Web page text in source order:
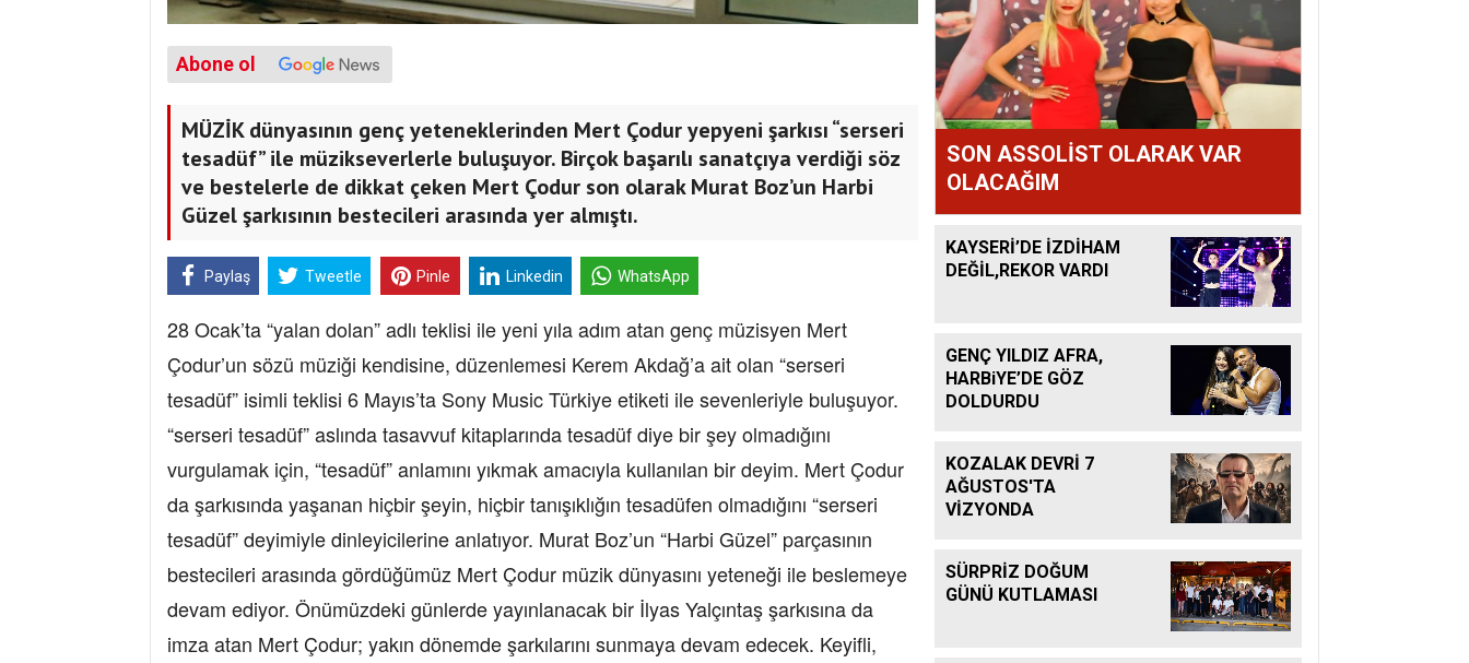
Abone ol
MÜZİK dünyasının genç yeteneklerinden Mert Çodur yepyeni şarkısı “serseri
tesadüf” ile müzikseverlerle buluşuyor. Birçok başarılı sanatçıya verdiği söz
ve bestelerle de dikkat çeken Mert Çodur son olarak Murat Boz’un Harbi
Güzel şarkısının bestecileri arasında yer almıştı.
Paylaş Tweetle Pinle Linkedin WhatsApp
28 Ocak’ta “yalan dolan” adlı teklisi ile yeni yıla adım atan genç müzisyen Mert
Çodur’un sözü müziği kendisine, düzenlemesi Kerem Akdağ’a ait olan “serseri
tesadüf” isimli teklisi 6 Mayıs’ta Sony Music Türkiye etiketi ile sevenleriyle buluşuyor.
“serseri tesadüf” aslında tasavvuf kitaplarında tesadüf diye bir şey olmadığını
vurgulamak için, “tesadüf” anlamını yıkmak amacıyla kullanılan bir deyim. Mert Çodur
da şarkısında yaşanan hiçbir şeyin, hiçbir tanışıklığın tesadüfen olmadığını “serseri
tesadüf” deyimiyle dinleyicilerine anlatıyor. Murat Boz’un “Harbi Güzel” parçasının
bestecileri arasında gördüğümüz Mert Çodur müzik dünyasını yeteneği ile beslemeye
devam ediyor. Önümüzdeki günlerde yayınlanacak bir İlyas Yalçıntaş şarkısına da
imza atan Mert Çodur; yakın dönemde şarkılarını sunmaya devam edecek. Keyifli,
SON ASSOLİST OLARAK VAR
OLACAĞIM
KAYSERİ’DE İZDİHAM
DEĞİL,REKOR VARDI
GENÇ YILDIZ AFRA,
HARBiYE’DE GÖZ
DOLDURDU
KOZALAK DEVRİ 7
AĞUSTOS'TA
VİZYONDA
SÜRPRİZ DOĞUM
GÜNÜ KUTLAMASI